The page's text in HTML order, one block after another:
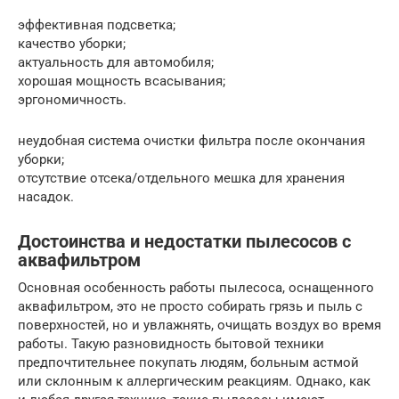
эффективная подсветка;
качество уборки;
актуальность для автомобиля;
хорошая мощность всасывания;
эргономичность.
неудобная система очистки фильтра после окончания
уборки;
отсутствие отсека/отдельного мешка для хранения
насадок.
Достоинства и недостатки пылесосов с
аквафильтром
Основная особенность работы пылесоса, оснащенного
аквафильтром, это не просто собирать грязь и пыль с
поверхностей, но и увлажнять, очищать воздух во время
работы. Такую разновидность бытовой техники
предпочтительнее покупать людям, больным астмой
или склонным к аллергическим реакциям. Однако, как